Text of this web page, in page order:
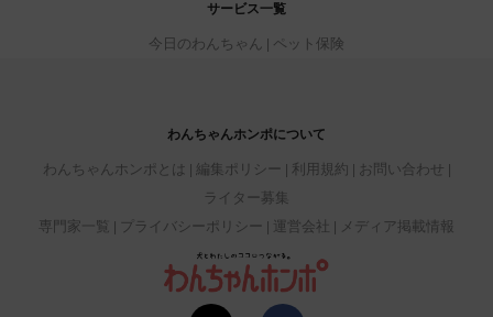
サービス一覧
今日のわんちゃん ペット保険
わんちゃんホンポについて
わんちゃんホンポとは 編集ポリシー 利用規約
お問い合わせ
ライター募集
専門家一覧
プライバシーポリシー 運営会社 メディア掲載情報